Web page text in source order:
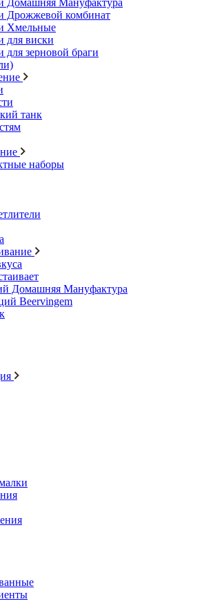
Домашняя Мануфактура
Дрожжевой комбинат
Хмельные
для виски
зерновой браги
танк
наборы
Домашняя Мануфактура
Beervingem